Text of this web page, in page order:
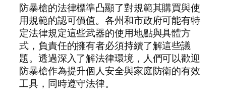
防暴槍的法律標準凸顯了對規範其購買與使
用規範的認可價值。各州和市政府可能有特
定法律規定這些武器的使用地點與具體方
式，負責任的擁有者必須持續了解這些議
題。透過深入了解法律環境，人們可以歡迎
防暴槍作為提升個人安全與家庭防衛的有效
工具，同時遵守法律。